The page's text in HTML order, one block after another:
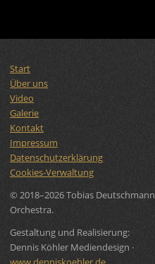
Start
Über uns
Video
Galerie
Kontakt
Impressum
Datenschutzerklärung
Cookies-Verwaltung
© 2018–2026 Tobias Deutschmann
Orchestra.
Gestaltung und Realisierung:
Dennis Köhler Mediendesign ·